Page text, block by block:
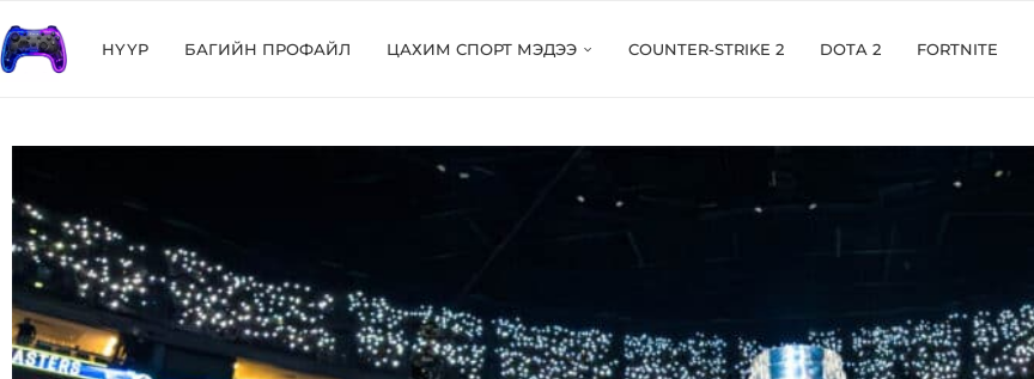
НҮҮР БАГИЙН ПРОФАЙЛ ЦАХИМ СПОРТ МЭДЭЭ COUNTER-STRIKE 2 DOTA 2 FORTNITE